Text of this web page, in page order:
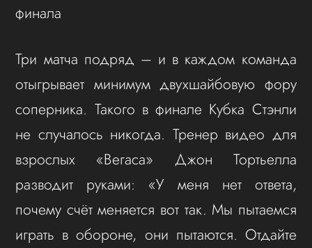
финала
Три матча подряд – и в каждом команда
отыгрывает минимум двухшайбовую фору
соперника. Такого в финале Кубка Стэнли
не случалось никогда. Тренер видео для
взрослых «Вегаса» Джон Тортьелла
разводит руками: «У меня нет ответа,
почему счёт меняется вот так. Мы пытаемся
играть в обороне, они пытаются. Отдайте